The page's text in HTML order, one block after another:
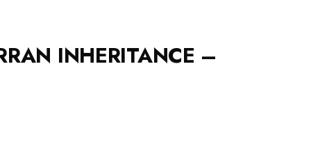
INHERITANCE –